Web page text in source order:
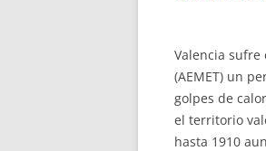
Valencia sufre
(AEMET) un
golpes de
el territorio
hasta 1910